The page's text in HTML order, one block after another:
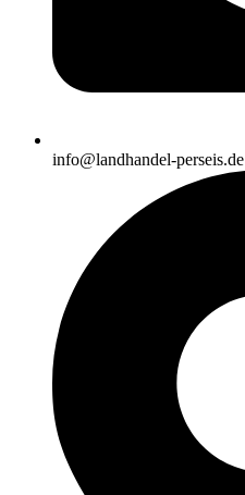
info@landhandel-perseis.de